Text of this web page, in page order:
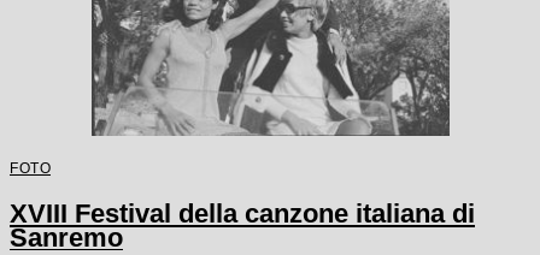
FOTO
XVIII Festival della canzone italiana di
Sanremo